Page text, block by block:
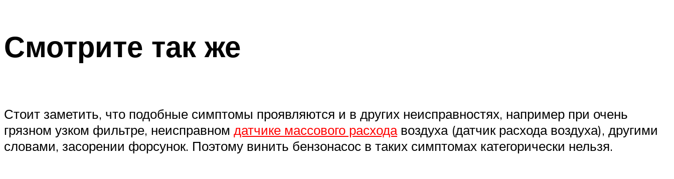
Смотрите так же
Стоит заметить, что подобные симптомы проявляются и в других неисправностях, например при очень
грязном узком фильтре, неисправном датчике массового расходавоздуха (датчик расхода воздуха), другими
словами, засорении форсунок. Поэтому винить бензонасос в таких симптомах категорически нельзя.